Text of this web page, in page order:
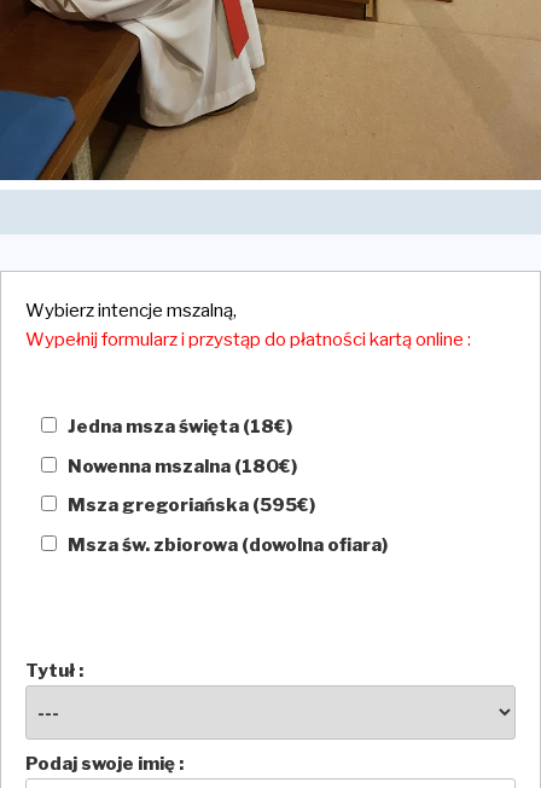
Wybierz intencje mszalną,
Wypełnij formularz i przystąp do płatności kartą online :
Jedna msza święta (18€)
Nowenna mszalna (180€)
Msza gregoriańska (595€)
Msza św. zbiorowa (dowolna ofiara)
Tytuł :
Podaj swoje imię :